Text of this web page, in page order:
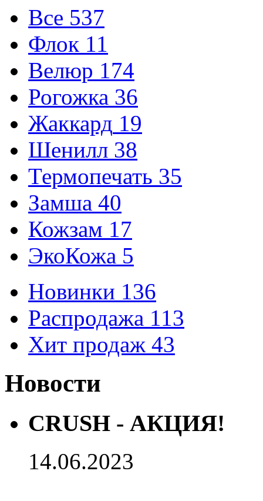
Все 537
Флок 11
Велюр 174
Рогожка 36
Жаккард 19
Шенилл 38
Термопечать 35
Замша 40
Кожзам 17
ЭкоКожа 5
Новинки 136
Распродажа 113
Хит продаж 43
Новости
CRUSH - АКЦИЯ!
14.06.2023